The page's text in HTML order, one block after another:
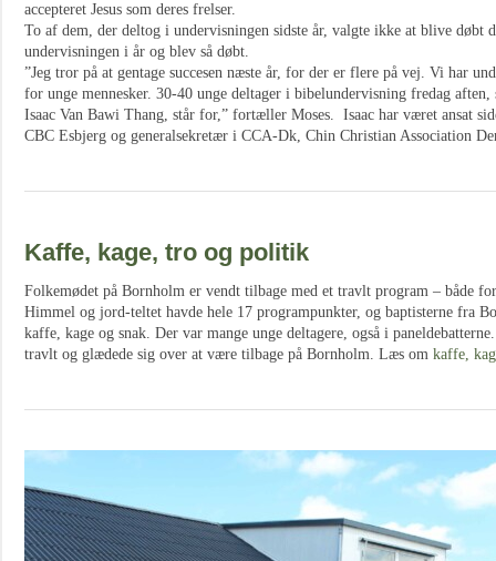
accepteret Jesus som deres frelser.
To af dem, der deltog i undervisningen sidste år, valgte ikke at blive døbt
undervisningen i år og blev så døbt.
”Jeg tror på at gentage succesen næste år, for der er flere på vej. Vi har
for unge mennesker. 30-40 unge deltager i bibelundervisning fredag
Isaac Van Bawi Thang, står for,” fortæller Moses. Isaac har været ansat
CBC Esbjerg og generalsekretær i CCA-Dk, Chin Christian Association
Kaffe, kage, tro og politik
Folkemødet på Bornholm er vendt tilbage med et travlt program – både
Himmel og jord-teltet havde hele 17 programpunkter, og baptisterne fra
kaffe, kage og snak. Der var mange unge deltagere, også i
travlt og glædede sig over at være tilbage på Bornholm. Læs om kaffe,